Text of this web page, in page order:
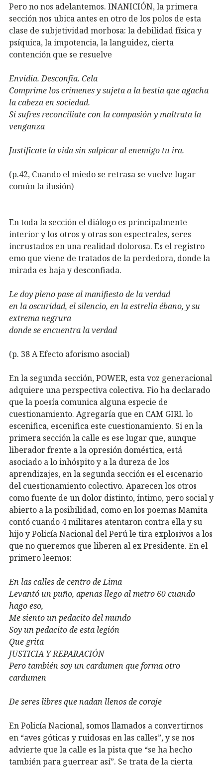
Pero no nos adelantemos. INANICIÓN, la primera
sección nos ubica antes en otro de los polos de esta
clase de subjetividad morbosa: la debilidad física y
psíquica, la impotencia, la languidez, cierta
contención que se resuelve
Envidia. Desconfía. Cela
Comprime los crímenes y sujeta a la bestia que agacha
la cabeza en sociedad.
Si sufres reconcíliate con la compasión y maltrata la
venganza
Justifícate la vida sin salpicar al enemigo tu ira.
(p.42, Cuando el miedo se retrasa se vuelve lugar
común la ilusión)
En toda la sección el diálogo es principalmente
interior y los otros y otras son espectrales, seres
incrustados en una realidad dolorosa. Es el registro
emo que viene de tratados de la perdedora, donde la
mirada es baja y desconfiada.
Le doy pleno pase al manifiesto de la verdad
en la oscuridad, el silencio, en la estrella ébano, y su
extrema negrura
donde se encuentra la verdad
(p. 38 A Efecto aforismo asocial)
En la segunda sección, POWER, esta voz generacional
adquiere una perspectiva colectiva. Fio ha declarado
que la poesía comunica alguna especie de
cuestionamiento. Agregaría que en CAM GIRL lo
escenifica, escenifica este cuestionamiento. Si en la
primera sección la calle es ese lugar que, aunque
liberador frente a la opresión doméstica, está
asociado a lo inhóspito y a la dureza de los
aprendizajes, en la segunda sección es el escenario
del cuestionamiento colectivo. Aparecen los otros
como fuente de un dolor distinto, íntimo, pero social y
abierto a la posibilidad, como en los poemas Mamita
contó cuando 4 militares atentaron contra ella y su
hijoyPolicía Nacional del Perú le tira explosivos a los
que no queremos que liberen al ex Presidente. En el
primero leemos:
En las calles de centro de Lima
Levantó un puño, apenas llego al metro 60 cuando
hago eso,
Me siento un pedacito del mundo
Soy un pedacito de esta legión
Que grita
JUSTICIA Y REPARACIÓN
Pero también soy un cardumen que forma otro
cardumen
De seres libres que nadan llenos de coraje
En Policía Nacional, somos llamados a convertirnos
en “aves góticas y ruidosas en las calles”, y se nos
advierte que la calle es la pista que “se ha hecho
también para guerrear así”. Se trata de la cierta